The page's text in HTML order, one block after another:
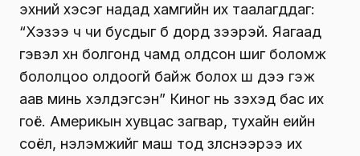
эхний хэсэг надад хамгийн их таалагддаг:
“Хэзээ ч чи бусдыг бүү дорд үзээрэй. Яагаад
гэвэл хүн болгонд чамд олдсон шиг боломж
бололцоо олдоогүй байж болох шүү дээ гэж
аав минь хэлдэгсэн” Киног нь үзэхэд бас их
гоё. Америкын хувцас загвар, тухайн үеийн
соёл, үнэлэмжийг маш тод үзүүлснээрээ их